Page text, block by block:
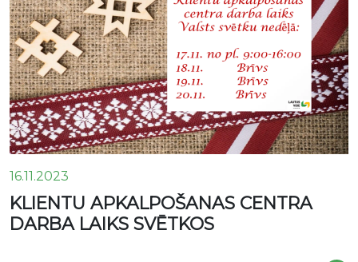
16.11.2023
KLIENTU APKALPOŠANAS CENTRA
DARBA LAIKS SVĒTKOS